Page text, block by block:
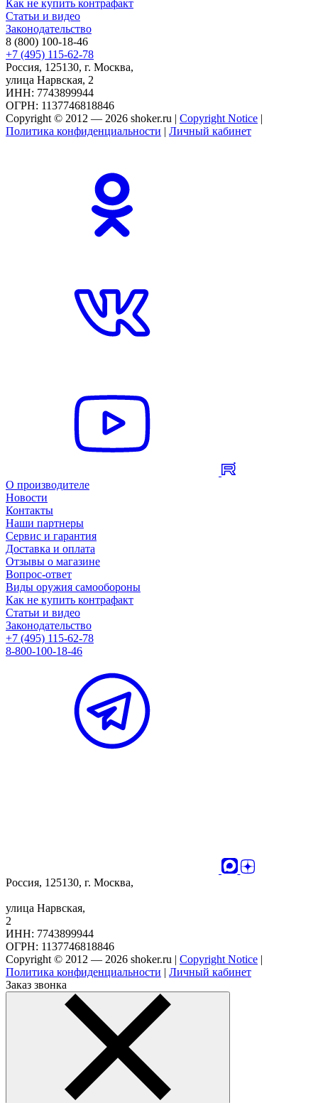
Как не купить контрафакт
Статьи и видео
Законодательство
8 (800) 100-18-46
+7 (495) 115-62-78
Россия, 125130, г. Москва,
улица Нарвская, 2
ИНН: 7743899944
ОГРН: 1137746818846
Copyright © 2012 — 2026 shoker.ru | Copyright Notice |
Политика конфиденциальности | Личный кабинет
О производителе
Новости
Контакты
Наши партнеры
Сервис и гарантия
Доставка и оплата
Отзывы о магазине
Вопрос-ответ
Виды оружия самообороны
Как не купить контрафакт
Статьи и видео
Законодательство
+7 (495) 115-62-78
8-800-100-18-46
Россия, 125130, г. Москва,
улица Нарвская,
2
ИНН: 7743899944
ОГРН: 1137746818846
Copyright © 2012 — 2026 shoker.ru | Copyright Notice |
Политика конфиденциальности | Личный кабинет
Заказ звонка